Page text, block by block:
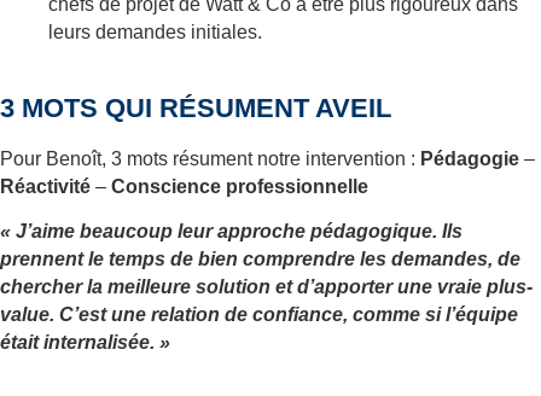
chefs de projet de Watt & Co à être plus rigoureux dans
leurs demandes initiales.
3 MOTS QUI RÉSUMENT AVEIL
Pour Benoît, 3 mots résument notre intervention : Pédagogie –
Réactivité – Conscience professionnelle
« J’aime beaucoup leur approche pédagogique. Ils
prennent le temps de bien comprendre les demandes, de
chercher la meilleure solution et d’apporter une vraie plus-
value. C’est une relation de confiance, comme si l’équipe
était internalisée. »